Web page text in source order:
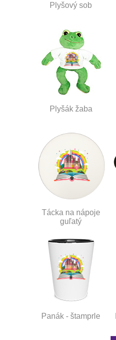
Plyšový sob
Plyšák žaba
Tácka na nápoje
guľatý
Panák - štamprle